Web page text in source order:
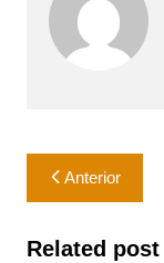
Navegação
de
Post
Anterior
Related post